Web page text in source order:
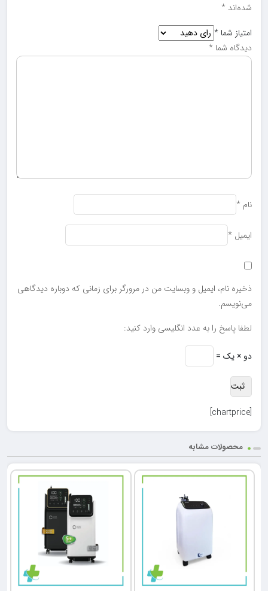
شده‌اند *
امتیاز شما *
دیدگاه شما *
نام *
ایمیل *
ذخیره نام، ایمیل و وبسایت من در مرورگر برای زمانی که دوباره دیدگاهی
می‌نویسم.
لطفا پاسخ را به عدد انگلیسی وارد کنید:
دو × یک =
[chartprice]
محصولات مشابه